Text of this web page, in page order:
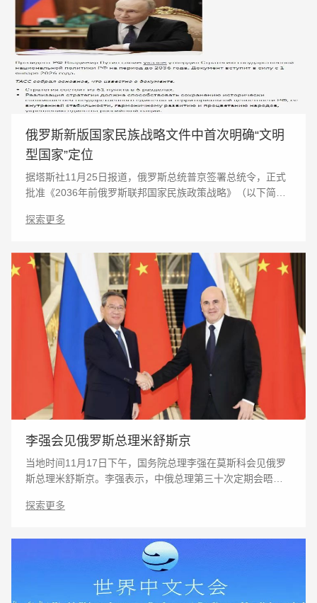
俄罗斯新版国家民族战略文件中首次明确“文明
型国家”定位
据塔斯社11月25日报道，俄罗斯总统普京签署总统令，正式
批准《2036年前俄罗斯联邦国家民族政策战略》（以下简称
家”，并设定了一系列量化发展目标，于2026年1
探索更多
李强会见俄罗斯总理米舒斯京
当地时间11月17日下午，国务院总理李强在莫斯科会见俄罗
斯总理米舒斯京。李强表示，中俄总理第三十次定期会晤前
要共识，全面梳理中俄各领域合作进展，规划下一阶
探索更多